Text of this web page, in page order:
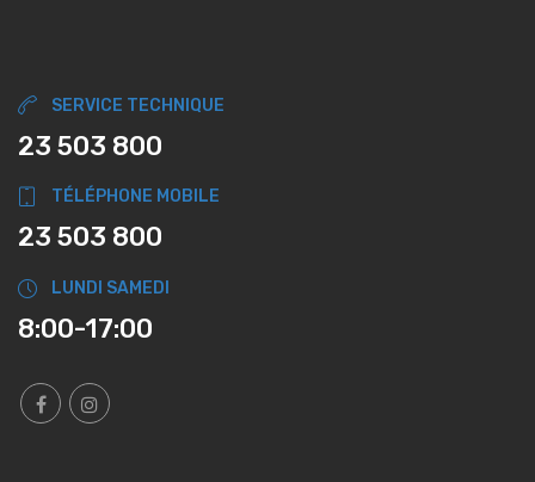
SERVICE TECHNIQUE
23 503 800
TÉLÉPHONE MOBILE
23 503 800
LUNDI SAMEDI
8:00-17:00